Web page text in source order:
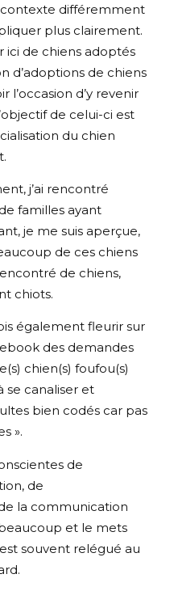
différemment
plus clairement.
ici de chiens adoptés
d’adoptions de chiens
l’occasion d’y revenir
de celui-ci est
du chien
j’ai rencontré
familles ayant
je me suis aperçue,
de ces chiens
de chiens,
chiots.
également fleurir sur
des demandes
chien(s) foufou(s)
se canaliser et
bien codés car pas
».
de
de
la communication
et le mets
souvent relégué au